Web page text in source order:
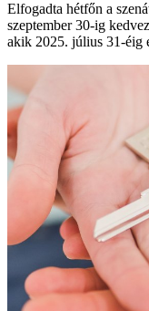
Elfogadta hétfőn a
szeptember 30-ig
akik 2025. július 31-éig